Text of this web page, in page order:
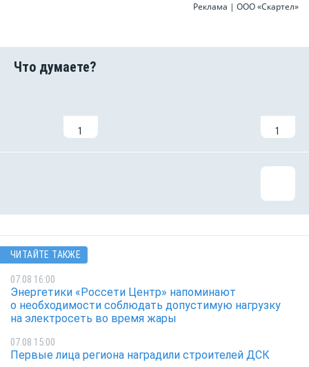
Реклама | ООО «Скартел»
1 1
ЧИТАЙТЕ ТАКЖЕ
07.08 16:00
Энергетики «Россети Центр» напоминают
о необходимости соблюдать допустимую нагрузку
на электросеть во время жары
07.08 15:00
Первые лица региона наградили строителей ДСК